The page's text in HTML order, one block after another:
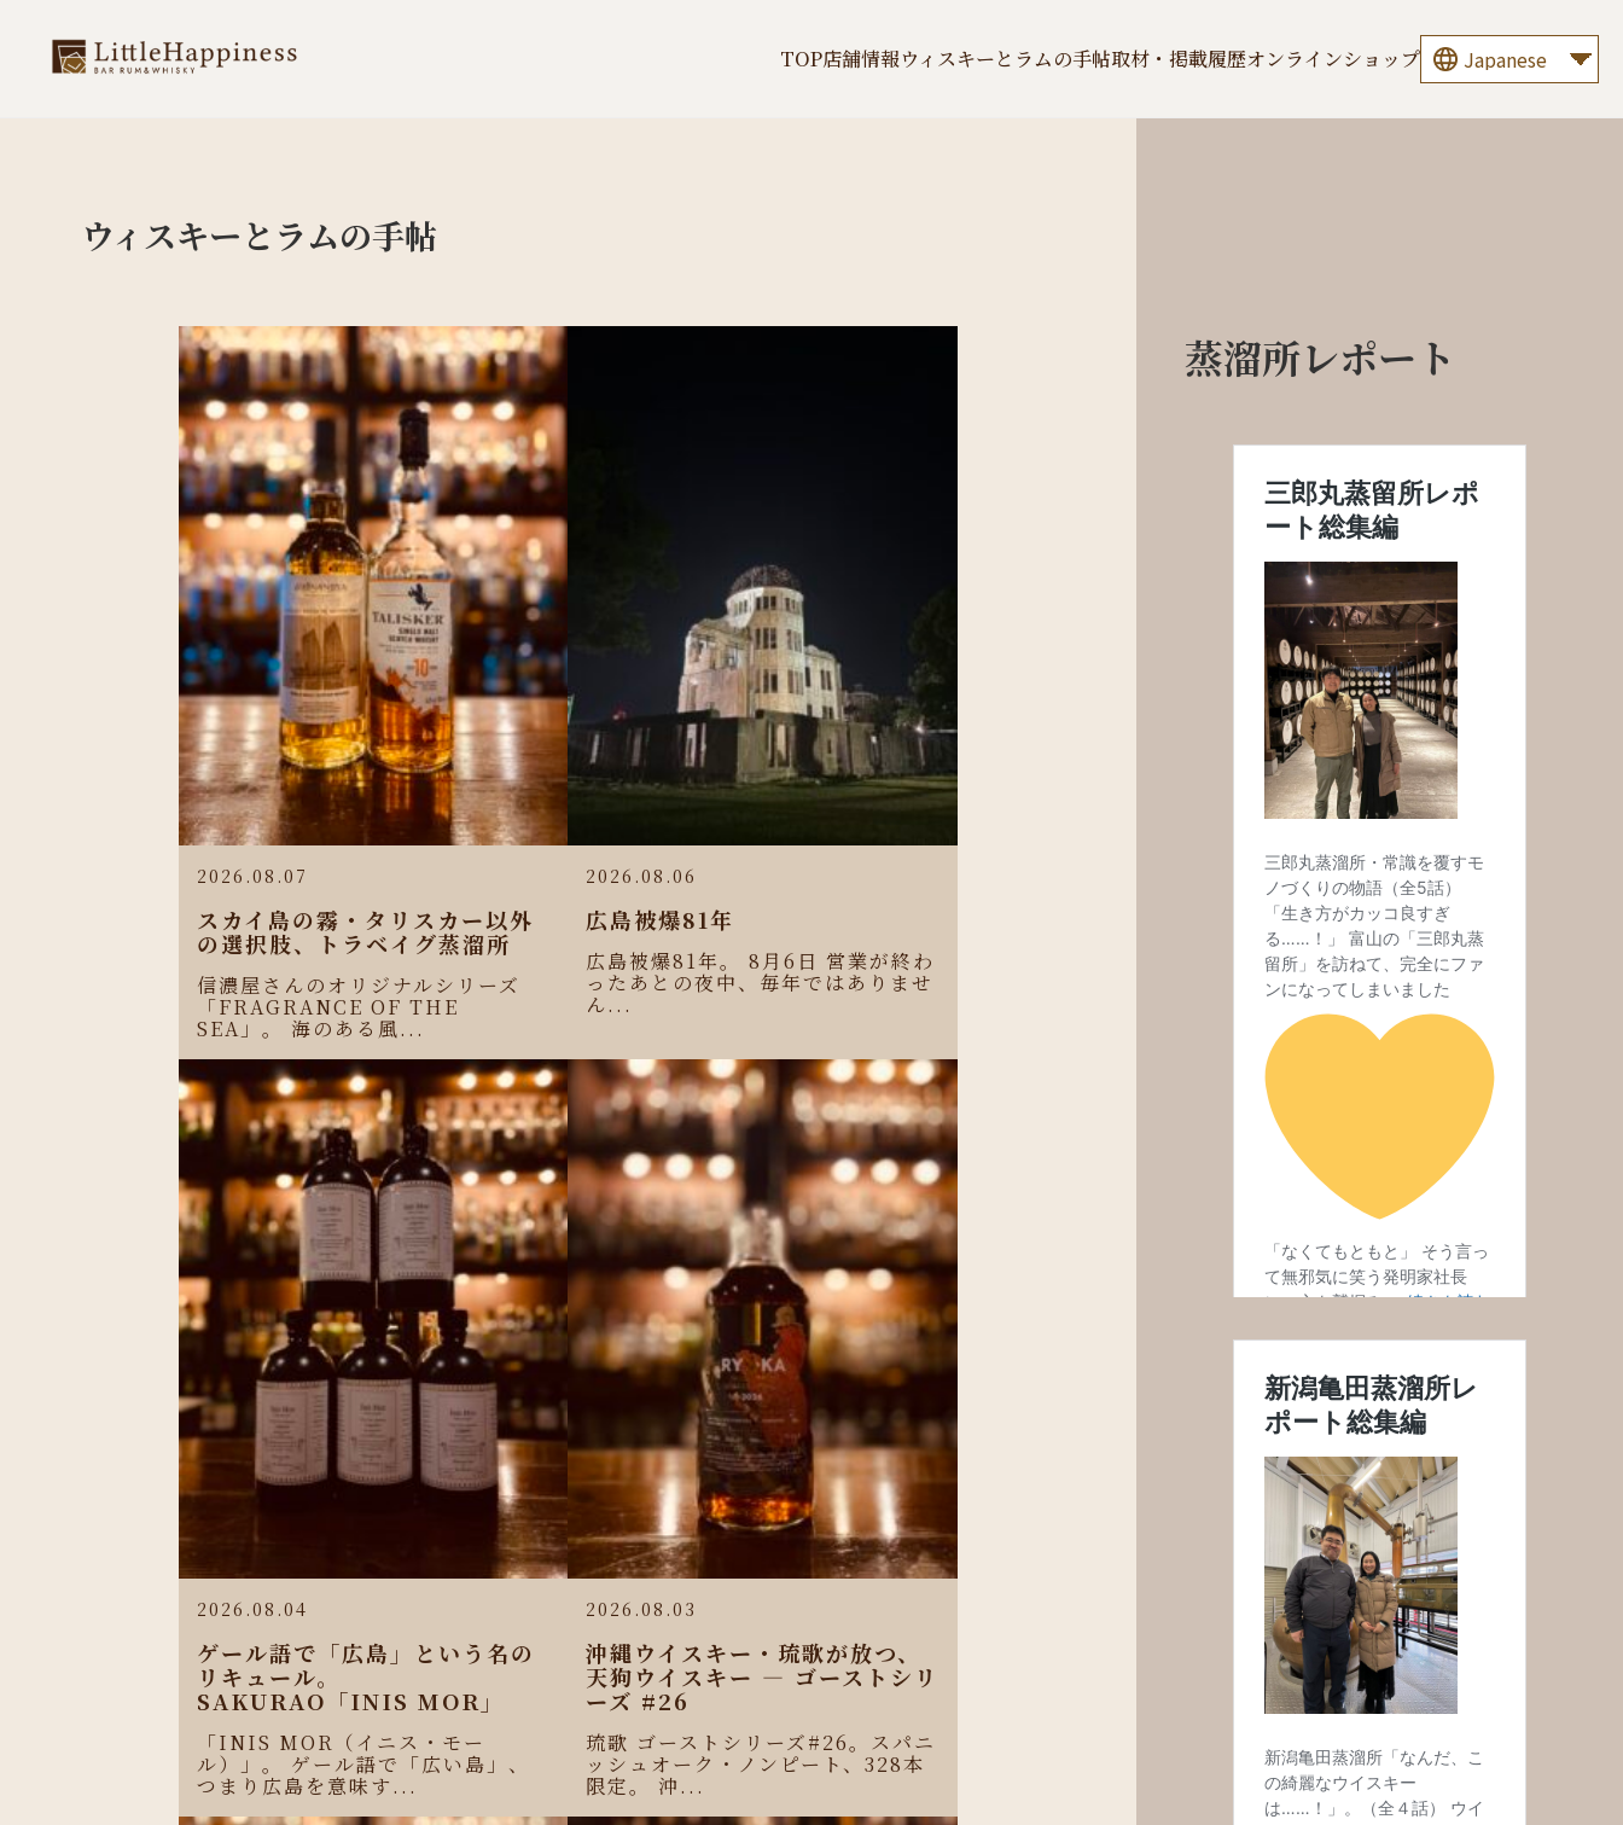
TOP店舗情報ウィスキーとラムの手帖取材・掲載履歴オンラインショップ
ウィスキーとラムの手帖
2026.08.07
スカイ島の霧・タリスカー以外
の選択肢、トラベイグ蒸溜所
信濃屋さんのオリジナルシリーズ
「FRAGRANCE OF THE
SEA」。 海のある風...
2026.08.06
広島被爆81年
広島被爆81年。 8月6日 営業が終わ
ったあとの夜中、毎年ではありませ
ん...
2026.08.04
ゲール語で「広島」という名の
リキュール。
SAKURAO「INIS MOR」
「INIS MOR（イニス・モー
ル）」。 ゲール語で「広い島」、
つまり広島を意味す...
2026.08.03
沖縄ウイスキー・琉歌が放つ、
天狗ウイスキー ― ゴーストシリ
ーズ #26
琉歌 ゴーストシリーズ#26。スパニ
ッシュオーク・ノンピート、328本
限定。 沖...
蒸溜所レポート